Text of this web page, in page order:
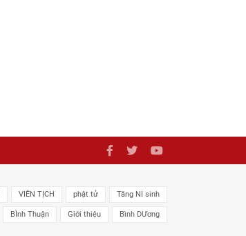
VIÊN TỊCH phật tử Tăng NI sinh
BÌnh Thuận Giới thiệu Bình DƯơng